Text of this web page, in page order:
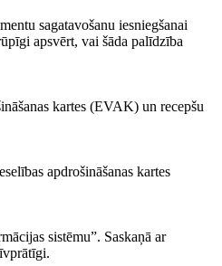
sagatavošanu iesniegšanai
apsvērt, vai šāda palīdzība
kartes (EVAK) un recepšu
apdrošināšanas kartes
sistēmu”. Saskaņā ar